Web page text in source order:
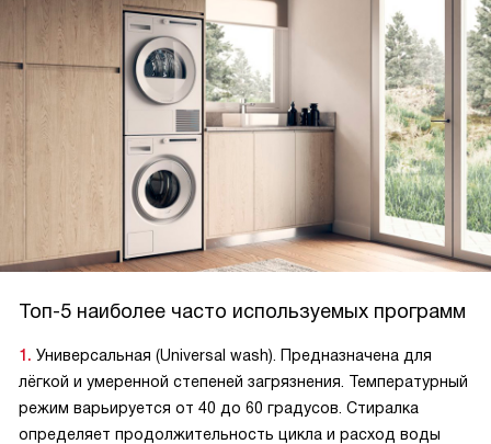
Топ-5 наиболее часто используемых программ
Универсальная (Universal wash). Предназначена для
лёгкой и умеренной степеней загрязнения. Температурный
режим варьируется от 40 до 60 градусов. Стиралка
определяет продолжительность цикла и расход воды